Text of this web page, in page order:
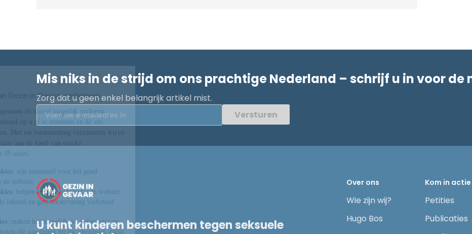
Mis niks in de strijd om ons prachtige Nederland – schrijf u in voor de
Zorg dat u geen enkel belangrijk artikel mist.
Versturen
U kunt kinderen beschermen tegen seksuele
Over ons
Wie zijn wij?
Hugo Bos
Kom in actie
Petities
Publicaties